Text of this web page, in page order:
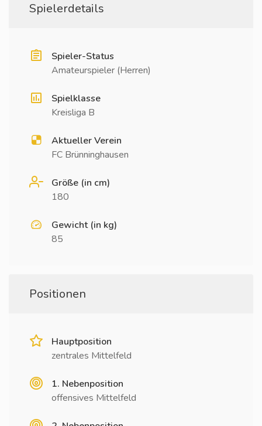
Spielerdetails
Spieler-Status
Amateurspieler (Herren)
Spielklasse
Kreisliga B
Aktueller Verein
FC Brünninghausen
Größe (in cm)
180
Gewicht (in kg)
85
Positionen
Hauptposition
zentrales Mittelfeld
1. Nebenposition
offensives Mittelfeld